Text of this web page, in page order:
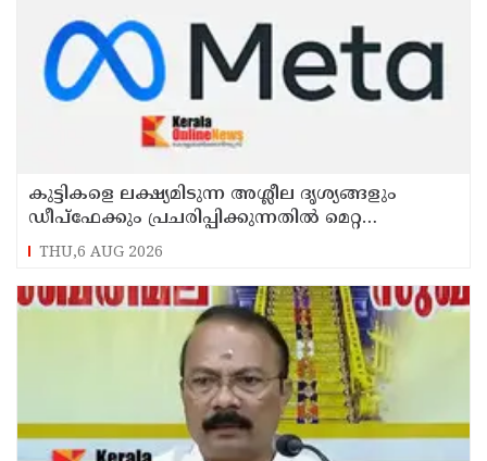
കുട്ടികളെ ലക്ഷ്യമിടുന്ന അശ്ലീല ദൃശ്യങ്ങളും
ഡീപ്ഫേക്കും പ്രചരിപ്പിക്കുന്നതില്‍ മെറ്റ
കേന്ദ്രത്തോട് മാപ്പ് പറഞ്ഞു
THU,6 AUG 2026